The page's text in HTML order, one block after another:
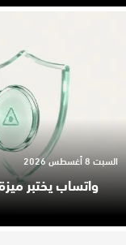
واتساب يختبر
السبت 8 أغسطس 2026